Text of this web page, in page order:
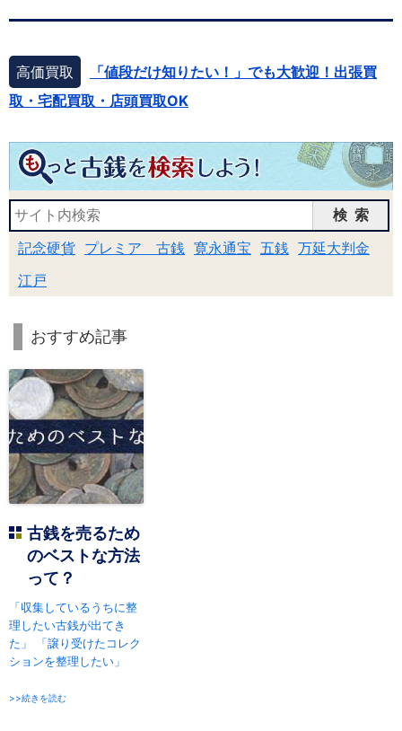
高価買取
「値段だけ知りたい！」でも大歓迎！出張買
取・宅配買取・店頭買取OK
検索
記念硬貨 プレミア 古銭 寛永通宝 五銭 万延大判金
江戸
おすすめ記事
古銭を売るため
のベストな方法
って？
「収集しているうちに整
理したい古銭が出てき
た」 「譲り受けたコレク
ションを整理したい」
>>続きを読む